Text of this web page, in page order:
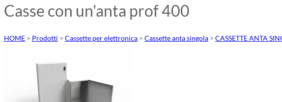
Casse con un'anta prof 400
HOME > Prodotti > Cassette per elettronica > Cassette anta singola > CASSETTE ANTA